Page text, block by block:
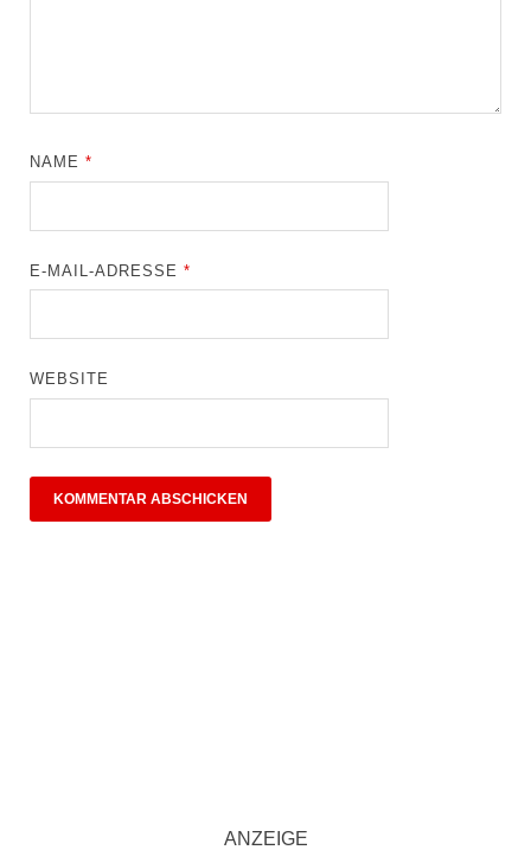
NAME*
E-MAIL-ADRESSE*
WEBSITE
ANZEIGE